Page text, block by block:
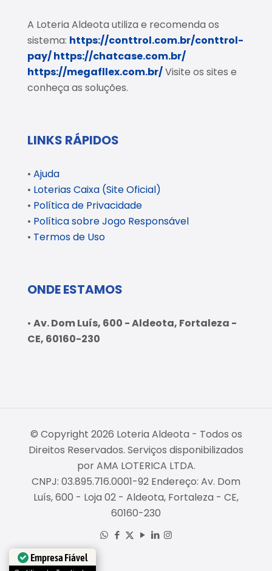
A Loteria Aldeota utiliza e recomenda os
sistema: https://conttrol.com.br/conttrol-
pay/https://chatcase.com.br/
https://megafllex.com.br/Visite os sites e
conheça as soluções.
LINKS RÁPIDOS
• Ajuda
• Loterias Caixa (Site Oficial)
• Política de Privacidade
• Política sobre Jogo Responsável
• Termos de Uso
ONDE ESTAMOS
• Av. Dom Luís, 600 - Aldeota, Fortaleza -
CE, 60160-230
© Copyright 2026 Loteria Aldeota - Todos os
Direitos Reservados. Serviços disponibilizados
por AMA LOTERICA LTDA.
CNPJ: 03.895.716.0001-92 Endereço: Av. Dom
Luís, 600 - Loja 02 - Aldeota, Fortaleza - CE,
60160-230
Empresa Fiável